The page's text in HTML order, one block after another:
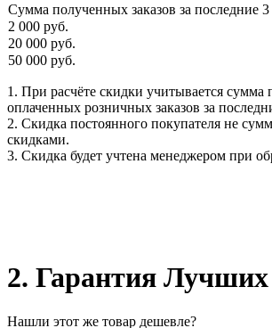
Сумма полученных заказов за последние 3
2 000 руб.
20 000 руб.
50 000 руб.
1. При расчёте скидки учитывается сумма
оплаченных розничных заказов за
2. Скидка постоянного покупателя не
скидками.
3. Скидка будет учтена менеджером при
2. Гарантия
Нашли этот же товар дешевле?